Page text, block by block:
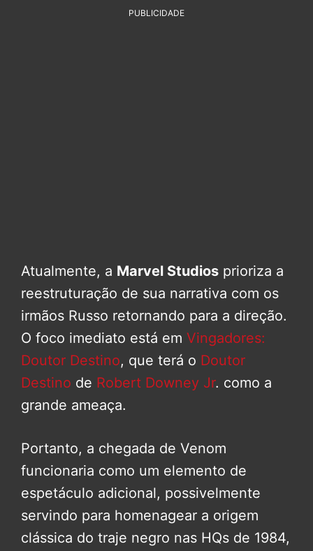
PUBLICIDADE
Atualmente, a Marvel Studios prioriza a
reestruturação de sua narrativa com os
irmãos Russo retornando para a direção.
O foco imediato está em Vingadores:
Doutor Destino, que terá o Doutor
Destino de Robert Downey Jr. como a
grande ameaça.
Portanto, a chegada de Venom
funcionaria como um elemento de
espetáculo adicional, possivelmente
servindo para homenagear a origem
clássica do traje negro nas HQs de 1984,